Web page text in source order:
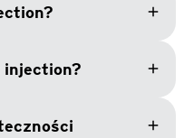
add
injection? add
add